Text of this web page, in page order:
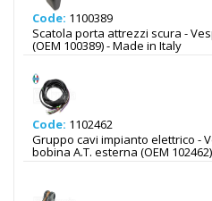
Code: 1100389
Scatola porta attrezzi scura -
(OEM 100389) - Made in Italy
Code: 1102462
Gruppo cavi impianto elettrico -
bobina A.T. esterna (OEM